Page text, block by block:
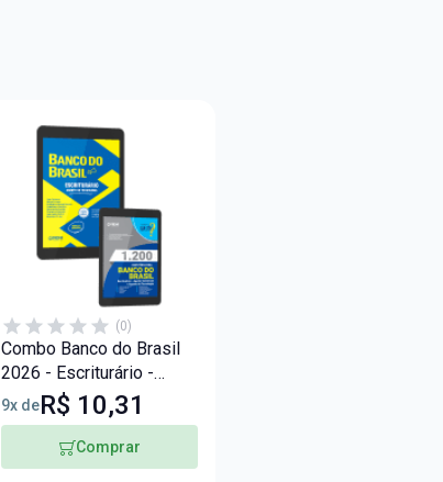
(0)
Combo Banco do Brasil
2026 - Escriturário -
Agente de Tecnologia
(TI)
9x deR$ 10,31
Comprar